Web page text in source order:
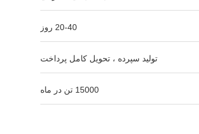
20-40 روز
تولید سپرده ، تحویل کامل پرداخت
15000 تن در ماه